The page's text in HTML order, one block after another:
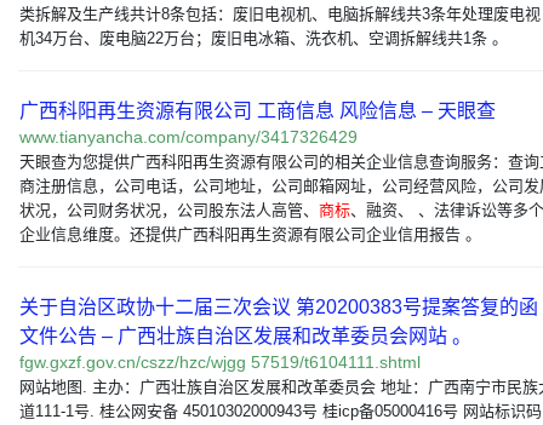
类拆解及生产线共计8条包括：废旧电视机、电脑拆解线共3条年处理废电视
机34万台、废电脑22万台；废旧电冰箱、洗衣机、空调拆解线共1条 。
广西科阳再生资源有限公司 工商信息 风险信息 – 天眼查
www.tianyancha.com/company/3417326429
天眼查为您提供广西科阳再生资源有限公司的相关企业信息查询服务：查询
商注册信息，公司电话，公司地址，公司邮箱网址，公司经营风险，公司发
状况，公司财务状况，公司股东法人高管、 商标、融资、 、法律诉讼等多个
企业信息维度。还提供广西科阳再生资源有限公司企业信用报告 。
关于自治区政协十二届三次会议 第20200383号提案答复的函
文件公告 – 广西壮族自治区发展和改革委员会网站 。
fgw.gxzf.gov.cn/cszz/hzc/wjgg 57519/t6104111.shtml
网站地图. 主办：广西壮族自治区发展和改革委员会 地址：广西南宁市民族
道111-1号. 桂公网安备 45010302000943号 桂icp备05000416号 网站标识码